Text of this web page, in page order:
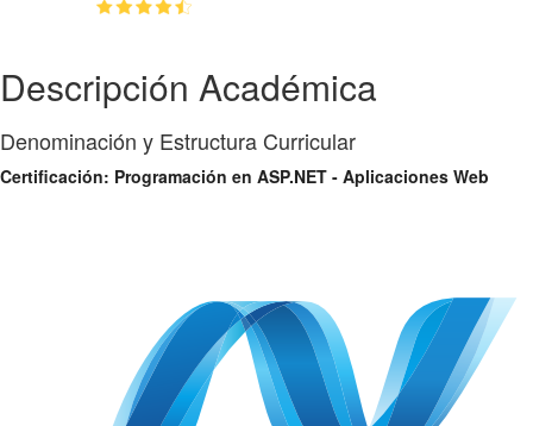
Descripción Académica
Denominación y Estructura Curricular
Certificación: Programación en ASP.NET - Aplicaciones Web